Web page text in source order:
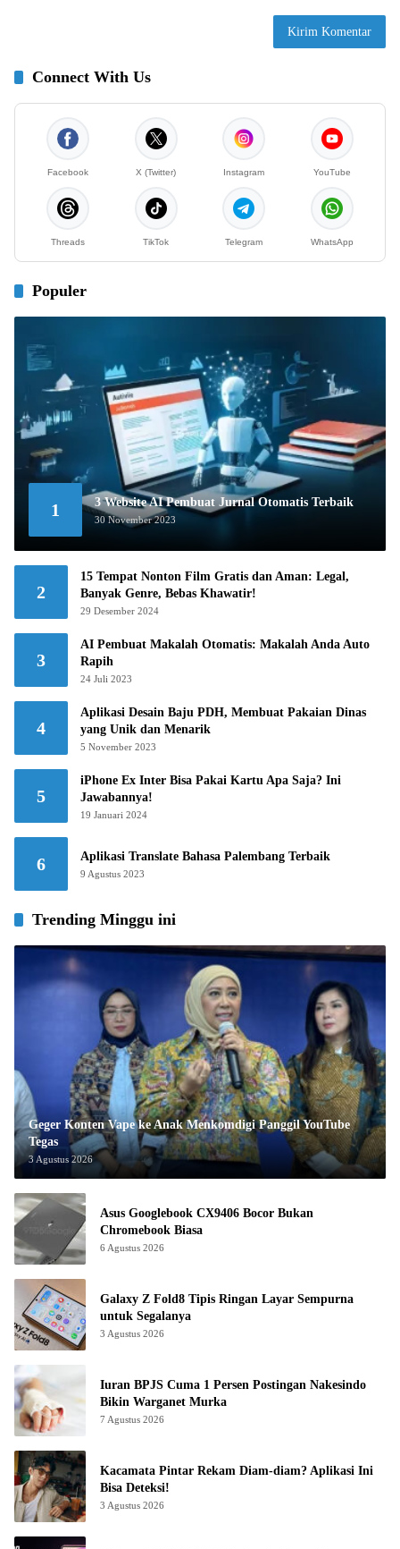
Connect With Us
Facebook X (Twitter) Instagram YouTube
Threads TikTok Telegram WhatsApp
Populer
1 3 Website AI Pembuat Jurnal Otomatis Terbaik
30 November 2023
2
15 Tempat Nonton Film Gratis dan Aman: Legal,
Banyak Genre, Bebas Khawatir!
29 Desember 2024
3
AI Pembuat Makalah Otomatis: Makalah Anda Auto
Rapih
24 Juli 2023
4
Aplikasi Desain Baju PDH, Membuat Pakaian Dinas
yang Unik dan Menarik
5 November 2023
5
iPhone Ex Inter Bisa Pakai Kartu Apa Saja? Ini
Jawabannya!
19 Januari 2024
6 Aplikasi Translate Bahasa Palembang Terbaik
9 Agustus 2023
Trending Minggu ini
Geger Konten Vape ke Anak Menkomdigi Panggil YouTube
Tegas
3 Agustus 2026
Asus Googlebook CX9406 Bocor Bukan
Chromebook Biasa
6 Agustus 2026
Galaxy Z Fold8 Tipis Ringan Layar Sempurna
untuk Segalanya
3 Agustus 2026
Iuran BPJS Cuma 1 Persen Postingan Nakesindo
Bikin Warganet Murka
7 Agustus 2026
Kacamata Pintar Rekam Diam-diam? Aplikasi Ini
Bisa Deteksi!
3 Agustus 2026